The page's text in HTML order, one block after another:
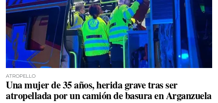
ATROPELLO
Una mujer de 35 años, herida grave tras ser
atropellada por un camión de basura en Arganzuela